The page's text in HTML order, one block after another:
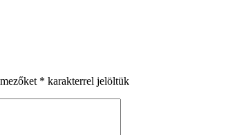
* karakterrel jelöltük